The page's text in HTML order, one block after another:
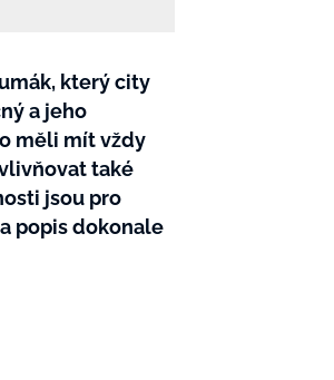
který city
a jeho
měli mít vždy
také
jsou pro
popis dokonale